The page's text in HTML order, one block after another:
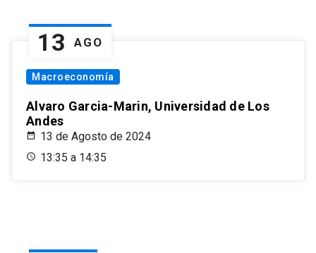
13 AGO
Macroeconomía
Alvaro Garcia-Marin, Universidad de Los
Andes
13 de Agosto de 2024
13:35 a 14:35